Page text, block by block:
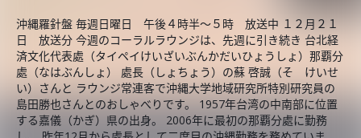
沖縄羅針盤 毎週日曜日 午後４時半～５時 放送中 １２月２１
日 放送分 今週のコーラルラウンジは、先週に引き続き 台北経
済文化代表處（タイペイけいざいぶんかだいひょうしょ）那覇分
處（なはぶんしょ） 處長（しょちょう）の蘇 啓誠（そ けいせ
い）さんと ラウンジ常連客で沖縄大学地域研究所特別研究員の
島田勝也さんとのおしゃべりです。 1957年台湾の中南部に位置
する嘉儀（かぎ）県の出身。 2006年に最初の那覇分處に勤務